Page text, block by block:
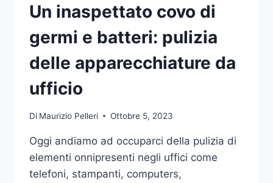
Un inaspettato covo di
germi e batteri: pulizia
delle apparecchiature da
ufficio
Di Maurizio Pelleri Ottobre 5, 2023
Oggi andiamo ad occuparci della pulizia di
elementi onnipresenti negli uffici come
telefoni, stampanti, computers,